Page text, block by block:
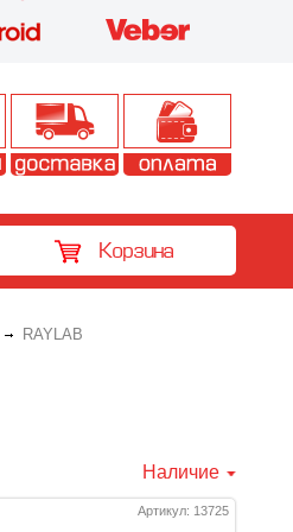
Корзина
RAYLAB
Наличие
Артикул: 13725